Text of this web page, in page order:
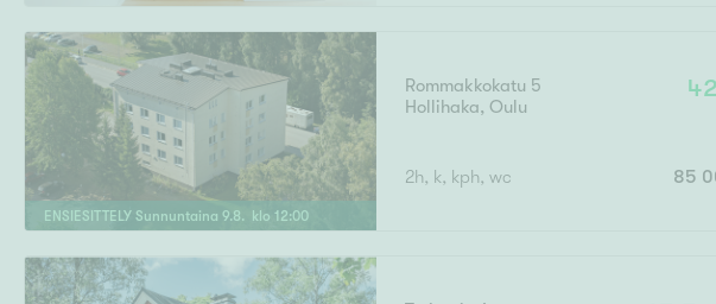
ENSIESITTELY Sunnuntaina 9.8. klo 12:00
Rommakkokatu 5
Hollihaka, Oulu
2h, k, kph, wc 85